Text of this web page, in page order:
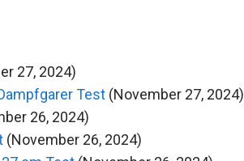
27, 2024)
Test (November 27, 2024)
26, 2024)
(November 26, 2024)